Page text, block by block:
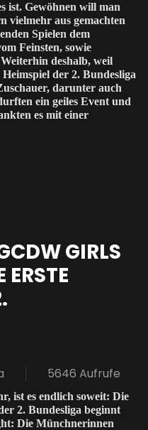
ist. Gewöhnen will man
vielmehr aus gemachten
Spielen dem
Feinsten, sowie
deshalb, weil
der 2. Bundesliga
darunter auch
ein geiles Event und
es mit einer
GIRLS
ERSTE
5646 Aufrufe
ist es endlich soweit: Die
2. Bundesliga beginnt
Die Münchnerinnen